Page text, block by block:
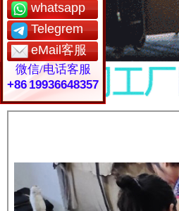
whatsapp
Telegrem
eMail客服
微信/电话客服
+86 19936648357